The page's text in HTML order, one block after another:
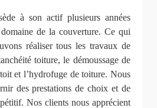
à son actif plusieurs années
de la couverture. Ce qui
réaliser tous les travaux de
toiture, le démoussage de
et l’hydrofuge de toiture. Nous
des prestations de choix et de
Nos clients nous apprécient